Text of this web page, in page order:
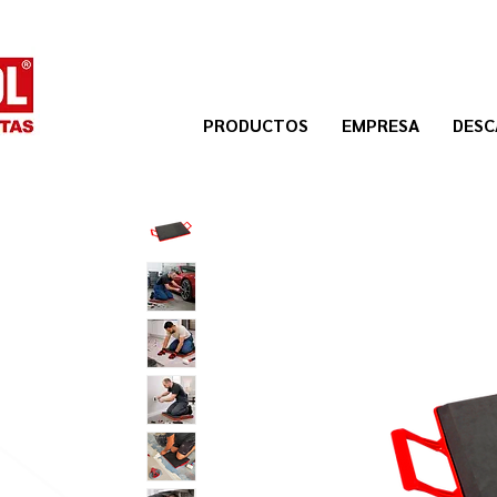
PRODUCTOS EMPRESA